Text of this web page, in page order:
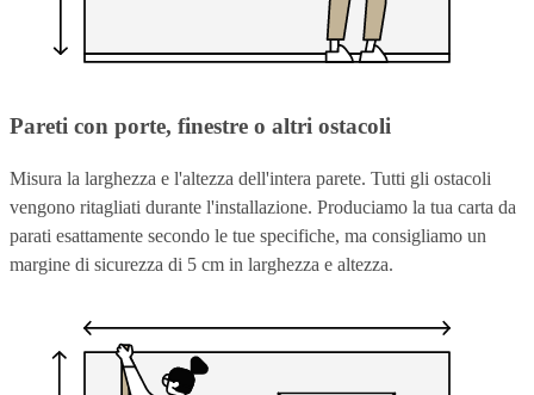
Pareti con porte, finestre o altri ostacoli
Misura la larghezza e l'altezza dell'intera parete. Tutti gli ostacoli
vengono ritagliati durante l'installazione. Produciamo la tua carta da
parati esattamente secondo le tue specifiche, ma consigliamo un
margine di sicurezza di 5 cm in larghezza e altezza.